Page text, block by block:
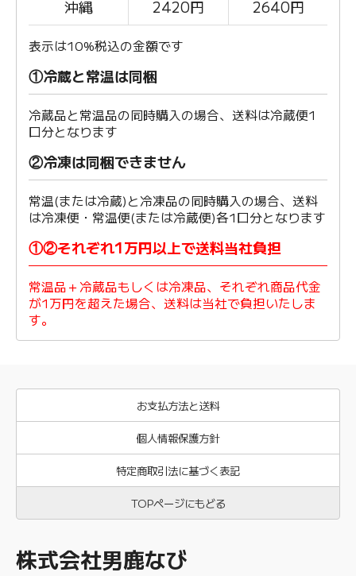
沖縄
2420円 2640円
表示は10%税込の金額です
①冷蔵と常温は同梱
冷蔵品と常温品の同時購入の場合、送料は冷蔵便1
口分となります
②冷凍は同梱できません
常温(または冷蔵)と冷凍品の同時購入の場合、送料
は冷凍便・常温便(または冷蔵便)各1口分となります
①②それぞれ1万円以上で送料当社負担
常温品＋冷蔵品もしくは冷凍品、それぞれ商品代金
が1万円を超えた場合、送料は当社で負担いたしま
す。
お支払方法と送料
個人情報保護方針
特定商取引法に基づく表記
TOPページにもどる
株式会社男鹿なび